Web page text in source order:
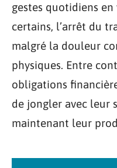
gestes quotidiens
certains, l’arrêt du
malgré la douleur
physiques. Entre
obligations
de jongler avec leur
maintenant leur